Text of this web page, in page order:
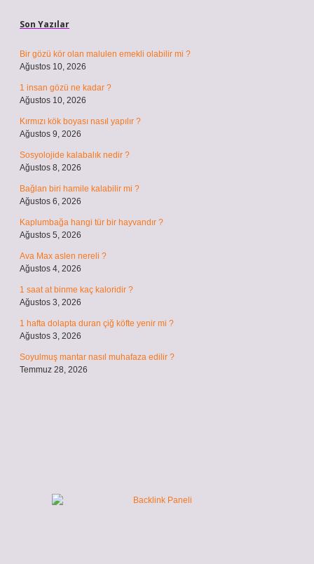
Son Yazılar
Bir gözü kör olan malulen emekli olabilir mi ?
Ağustos 10, 2026
1 insan gözü ne kadar ?
Ağustos 10, 2026
Kırmızı kök boyası nasıl yapılır ?
Ağustos 9, 2026
Sosyolojide kalabalık nedir ?
Ağustos 8, 2026
Bağlan biri hamile kalabilir mi ?
Ağustos 6, 2026
Kaplumbağa hangi tür bir hayvandır ?
Ağustos 5, 2026
Ava Max aslen nereli ?
Ağustos 4, 2026
1 saat at binme kaç kaloridir ?
Ağustos 3, 2026
1 hafta dolapta duran çiğ köfte yenir mi ?
Ağustos 3, 2026
Soyulmuş mantar nasıl muhafaza edilir ?
Temmuz 28, 2026